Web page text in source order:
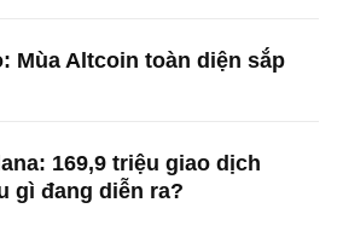
Mùa Altcoin toàn diện sắp
169,9 triệu giao dịch
gì đang diễn ra?